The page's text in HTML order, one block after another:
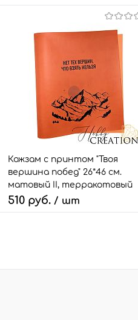
В корзину
Быстрый заказ
Сравнить
В избранное
Кожзам с принтом "Твоя
вершина побед" 26*46 см.
матовый II, терракотовый
510 руб. / шт
Быстрый заказ
Сравнить